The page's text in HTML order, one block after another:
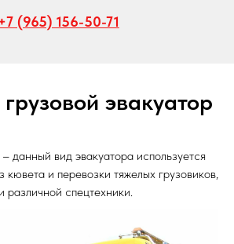
(965) 156-50-71
эвакуатор
данный вид эвакуатора используется
кювета и перевозки тяжелых грузовиков,
различной спецтехники.